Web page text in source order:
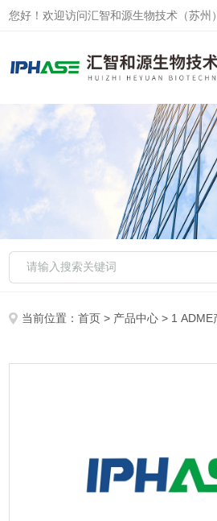
您好！欢迎访问汇智和源生物技术（苏州
当前位置：首页 > 产品中心 > 1 ADME